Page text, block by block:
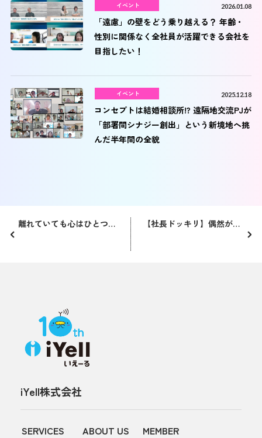
イベント 2026.01.08
「遠慮」の壁をどう乗り越える？ 年齢・
性別に関係なく全社員が活躍できる会社を
目指したい！
イベント 2025.12.18
コンセプトは結婚相談所!? 遠隔地交流PJが
「部署間シナジー創出」という新境地へ挑
んだ半年間の全貌
離れていても心はひとつ！期末会にリモートで参加しました（大阪支店）！ 【社長ドッキリ】偶然が奇跡を呼んだ話
iYell株式会社
SERVICES ABOUT US MEMBER